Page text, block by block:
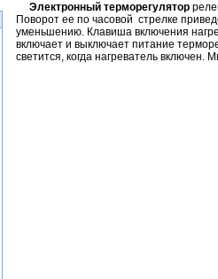
Электронный терморегулятор
Поворот ее по часовой стрелке
уменьшению. Клавиша включения
включает и выключает питание
светится, когда нагреватель